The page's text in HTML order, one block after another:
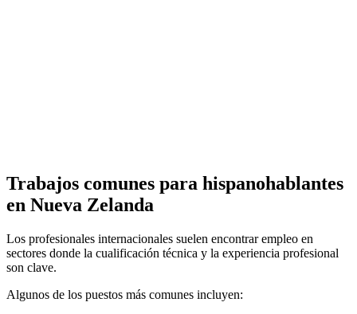
Trabajos comunes para hispanohablantes
en Nueva Zelanda
Los profesionales internacionales suelen encontrar empleo en
sectores donde la cualificación técnica y la experiencia profesional
son clave.
Algunos de los puestos más comunes incluyen: